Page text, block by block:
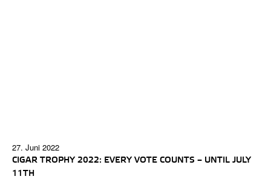
27. Juni 2022
CIGAR TROPHY 2022: EVERY VOTE COUNTS – UNTIL JULY
11TH